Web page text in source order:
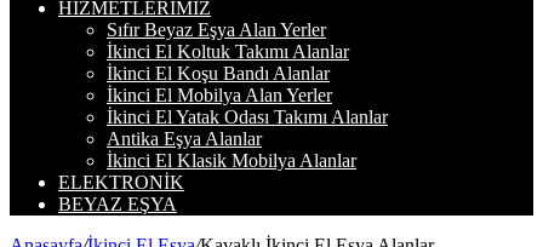
HIZMETLERIMIZ
Sıfır Beyaz Eşya Alan Yerler
İkinci El Koltuk Takımı Alanlar
İkinci El Koşu Bandı Alanlar
İkinci El Mobilya Alan Yerler
İkinci El Yatak Odası Takımı Alanlar
Antika Eşya Alanlar
İkinci El Klasik Mobilya Alanlar
ELEKTRONIK
BEYAZ EŞYA